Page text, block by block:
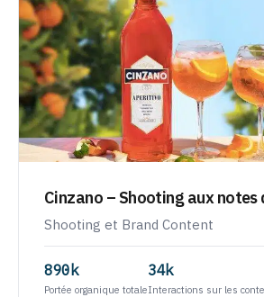
Cinzano – Shooting aux notes
Shooting et Brand Content
890k
Portée organique totale
34k
Interactions sur les